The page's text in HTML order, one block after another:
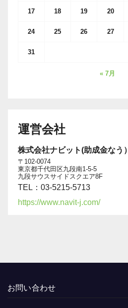
17 18 19 20
24 25 26 27
31
« 7月
運営会社
株式会社ナビット(助成金なう）
〒102-0074
東京都千代田区九段南1-5-5
九段サウスサイドスクエア8F
TEL：03-5215-5713
https://www.navit-j.com/
お問い合わせ